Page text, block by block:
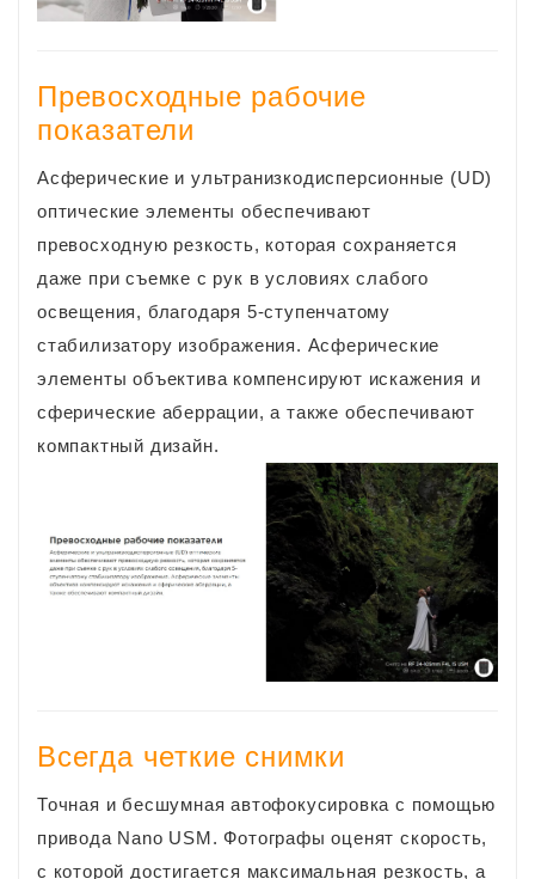
Превосходные рабочие
показатели
Асферические и ультранизкодисперсионные (UD)
оптические элементы обеспечивают
превосходную резкость, которая сохраняется
даже при съемке с рук в условиях слабого
освещения, благодаря 5-ступенчатому
стабилизатору изображения. Асферические
элементы объектива компенсируют искажения и
сферические аберрации, а также обеспечивают
компактный дизайн.
Всегда четкие снимки
Точная и бесшумная автофокусировка с помощью
привода Nano USM. Фотографы оценят скорость,
с которой достигается максимальная резкость, а